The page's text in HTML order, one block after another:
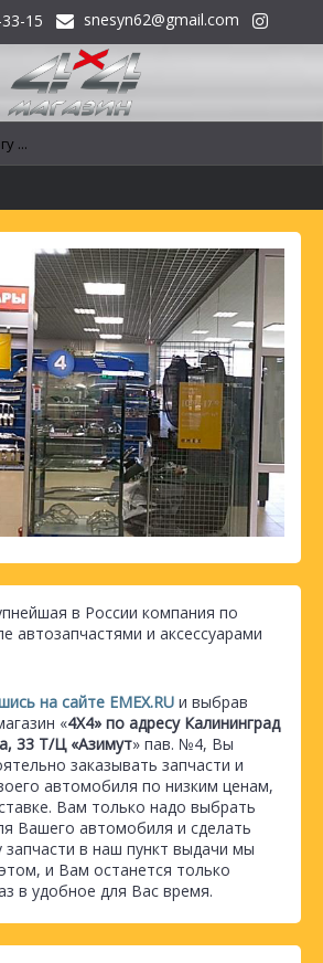
15 snesyn62@gmail.com
в России компания по
автозапчастями и аксессуарами
на сайте EMEX.RU и выбрав
«4Х4» по адресу Калининград
33 Т/Ц «Азимут» пав. №4, Вы
заказывать запчасти и
автомобиля по низким ценам,
Вам только надо выбрать
Вашего автомобиля и сделать
запчасти в наш пункт выдачи мы
и Вам останется только
в удобное для Вас время.